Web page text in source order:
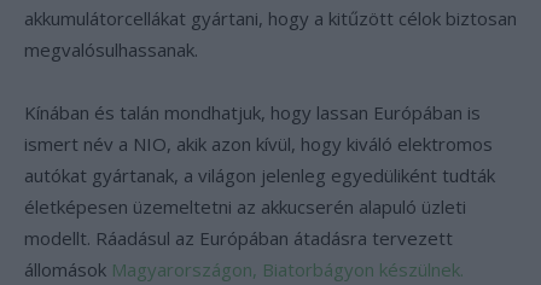
akkumulátorcellákat gyártani, hogy a kitűzött célok biztosan
megvalósulhassanak.
Kínában és talán mondhatjuk, hogy lassan Európában is
ismert név a NIO, akik azon kívül, hogy kiváló elektromos
autókat gyártanak, a világon jelenleg egyedüliként tudták
életképesen üzemeltetni az akkucserén alapuló üzleti
modellt. Ráadásul az Európában átadásra tervezett
állomások Magyarországon, Biatorbágyon készülnek.